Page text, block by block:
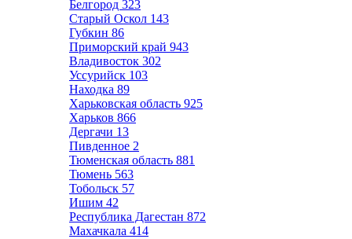
Белгород 323
Старый Оскол 143
Губкин 86
Приморский край 943
Владивосток 302
Уссурийск 103
Находка 89
Харьковская область 925
Харьков 866
Дергачи 13
Пивденное 2
Тюменская область 881
Тюмень 563
Тобольск 57
Ишим 42
Республика Дагестан 872
Махачкала 414